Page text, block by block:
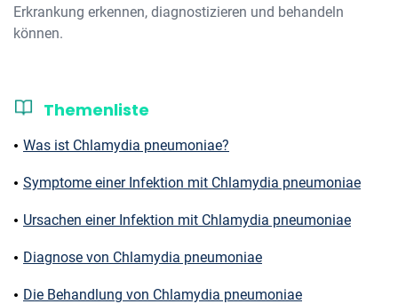
Erkrankung erkennen, diagnostizieren und behandeln
können.
Themenliste
Was ist Chlamydia pneumoniae?
Symptome einer Infektion mit Chlamydia pneumoniae
Ursachen einer Infektion mit Chlamydia pneumoniae
Diagnose von Chlamydia pneumoniae
Die Behandlung von Chlamydia pneumoniae